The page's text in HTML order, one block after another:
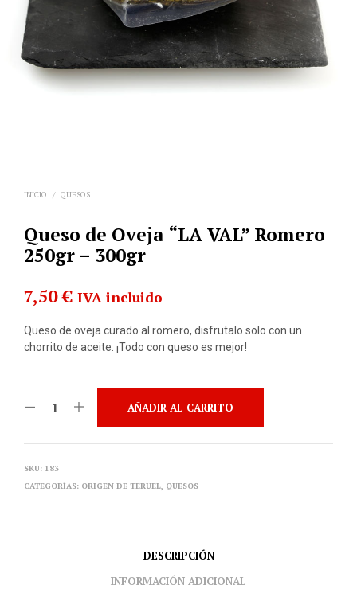
INICIO / QUESOS
Queso de Oveja “LA VAL” Romero
250gr – 300gr
7,50€ IVA incluido
Queso de oveja curado al romero, disfrutalo solo con un
chorrito de aceite. ¡Todo con queso es mejor!
AÑADIR AL CARRITO
SKU: 183
CATEGORÍAS: ORIGEN DE TERUEL, QUESOS
DESCRIPCIÓN
INFORMACIÓN ADICIONAL